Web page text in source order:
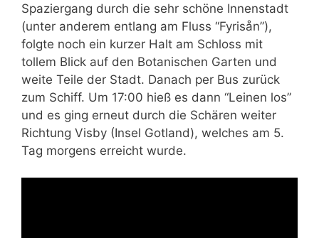
Spaziergang durch die sehr schöne Innenstadt
(unter anderem entlang am Fluss “Fyrisån”),
folgte noch ein kurzer Halt am Schloss mit
tollem Blick auf den Botanischen Garten und
weite Teile der Stadt. Danach per Bus zurück
zum Schiff. Um 17:00 hieß es dann “Leinen los”
und es ging erneut durch die Schären weiter
Richtung Visby (Insel Gotland), welches am 5.
Tag morgens erreicht wurde.